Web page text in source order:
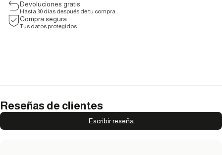
Devoluciones gratis
Hasta 30 días después de tu compra
Compra segura
Tus datos protegidos
Reseñas de clientes
Escribir reseña